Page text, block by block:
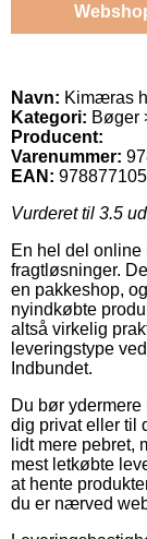
Navn: Kimæras
Kategori: Bøger
Producent:
Varenummer:
EAN:
Vurderet til 3.5
En hel del online
fragtløsninger.
en pakkeshop,
nyindkøbte
altså virkelig
leveringstype
Indbundet.
Du bør
dig privat eller til
lidt mere pebret,
mest letkøbte
at hente
du er nærved